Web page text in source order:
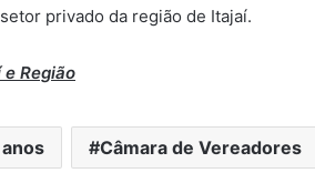
privado da região de Itajaí.
Região
Câmara de Vereadores